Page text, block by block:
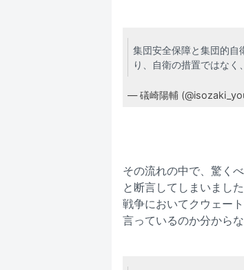
集団安全保障と集団的自
り、自衛の措置ではなく
— 礒崎陽輔
その流れの中で、驚く
と断言してしまいまし
戦争においてクウェー
言っているのか分からな